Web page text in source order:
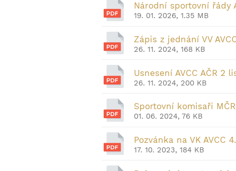
Národní sportovní řády
19. 01. 2026, 1.35 MB
Zápis z jednání VV
26. 11. 2024, 168 KB
Usnesení AVCC AČR 2
26. 11. 2024, 200 KB
Sportovní komisaři
01. 06. 2024, 76 KB
Pozvánka na VK AVCC
17. 10. 2023, 184 KB